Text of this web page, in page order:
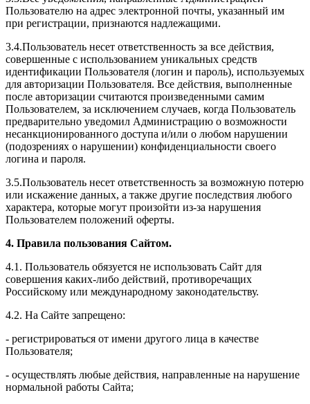
Пользователю на адрес электронной почты, указанный им
при регистрации, признаются надлежащими.
3.4.Пользователь несет ответственность за все действия,
совершенные с использованием уникальных средств
идентификации Пользователя (логин и пароль), используемых
для авторизации Пользователя. Все действия, выполненные
после авторизации считаются произведенными самим
Пользователем, за исключением случаев, когда Пользователь
предварительно уведомил Администрацию о возможности
несанкционированного доступа и/или о любом нарушении
(подозрениях о нарушении) конфиденциальности своего
логина и пароля.
3.5.Пользователь несет ответственность за возможную потерю
или искажение данных, а также другие последствия любого
характера, которые могут произойти из-за нарушения
Пользователем положений оферты.
4. Правила пользования Сайтом.
4.1. Пользователь обязуется не использовать Сайт для
совершения каких-либо действий, противоречащих
Российскому или международному законодательству.
4.2. На Сайте запрещено:
- регистрироваться от имени другого лица в качестве
Пользователя;
- осуществлять любые действия, направленные на нарушение
нормальной работы Сайта;